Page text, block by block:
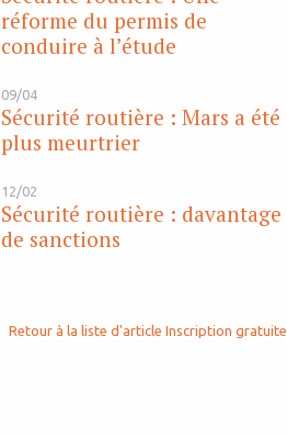
réforme du permis de
conduire à l’étude
09/04
Sécurité routière : Mars a été
plus meurtrier
12/02
Sécurité routière : davantage
de sanctions
Retour à la liste d'article Inscription gratuite